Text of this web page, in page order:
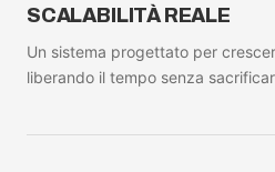
SCALABILITÀ REALE
Un sistema progettato per
liberando il tempo senza